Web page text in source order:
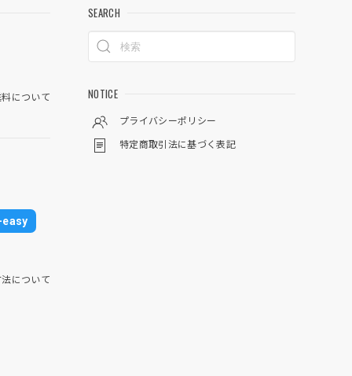
について
easy
について
SEARCH
NOTICE
プライバシーポリシー
特定商取引法に基づく表記